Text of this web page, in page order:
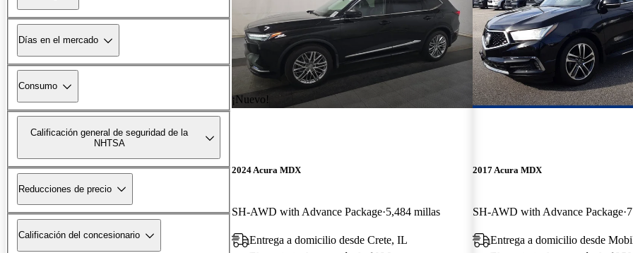
Días en el mercado
Consumo
Calificación general de seguridad de la
NHTSA
Reducciones de precio
Calificación del concesionario
¡Nuevo!
2024 Acura MDX
SH-AWD with Advance Package 5,484 millas
Entrega a domicilio desde Crete, IL
2017 Acura MDX
SH-AWD with Advance Package
Entrega a domicilio desde